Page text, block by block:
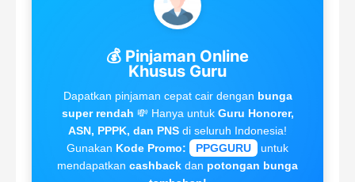
💰 Pinjaman Online
Khusus Guru
Dapatkan pinjaman cepat cair dengan bunga
super rendah 💸 Hanya untuk Guru Honorer,
ASN, PPPK, dan PNS di seluruh Indonesia!
Gunakan Kode Promo: PPGGURU
untuk
mendapatkan cashback dan potongan bunga